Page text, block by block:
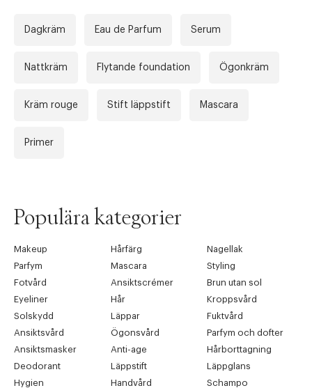
Dagkräm Eau de Parfum Serum
Nattkräm Flytande foundation Ögonkräm
Kräm rouge Stift läppstift Mascara
Primer
Populära kategorier
Makeup Hårfärg
Nagellak
Parfym
Mascara
Styling
Fotvård
Ansiktscrémer
Brun utan sol
Eyeliner
Hår
Kroppsvård
Solskydd
Läppar
Fuktvård
Ansiktsvård
Ögonsvård
Parfym och dofter
Ansiktsmasker
Anti-age
Hårborttagning
Deodorant
Läppstift
Läppglans
Hygien
Handvård
Schampo